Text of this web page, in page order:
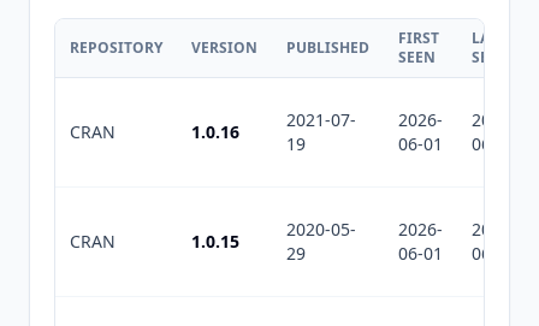
REPOSITORY VERSION PUBLISHED
FIRST
SEEN
LAST
SEEN
CRAN 1.0.16
2021-07-
19
2026-
06-01
2026-
06-01
CRAN 1.0.15
2020-05-
29
2026-
06-01
2026-
06-01